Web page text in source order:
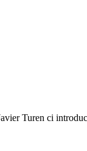
Turen ci